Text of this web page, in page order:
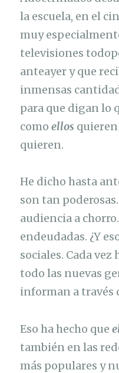
la escuela, en el
muy
televisiones
anteayer y que
inmensas
para que digan lo
comoellos
quieren.
He dicho hasta
son tan
audiencia a
endeudadas. ¿Y
sociales. Cada vez
todo las nuevas
informan a través
Eso ha hecho que
también en las
más populares y